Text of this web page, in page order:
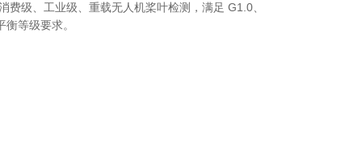
费级、工业级、重载无人机桨叶检测，满足 G1.0、
等级要求。